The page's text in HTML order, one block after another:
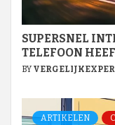
SUPERSNEL
TELEFOON
BY
ARTIKELEN